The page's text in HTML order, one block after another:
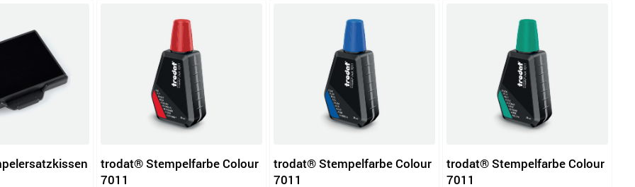
trodat® Stempelfarbe Colour
7011
trodat® Stempelfarbe Colour
7011
trodat® Stempelfarbe Colour
7011